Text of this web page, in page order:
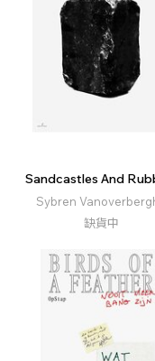
Sandcastles And
Sybren
缺貨中